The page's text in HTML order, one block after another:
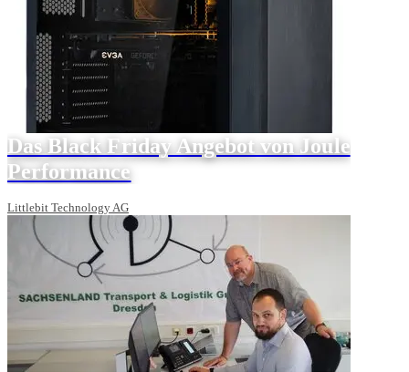
Das Black Friday Angebot von Joule
Performance
Littlebit Technology AG